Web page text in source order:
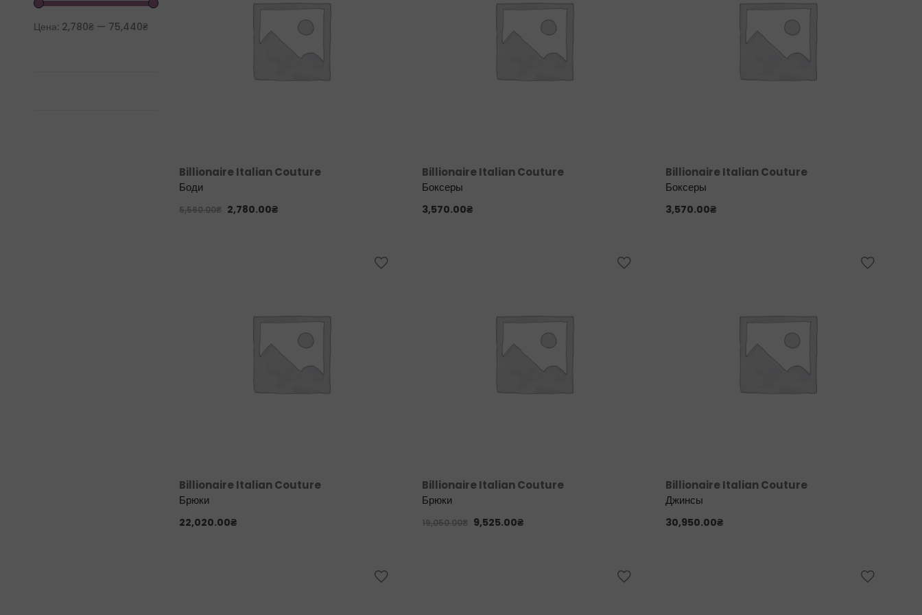
Billionaire Italian Couture
Боди
5,560.00₴ 2,780.00₴
Billionaire Italian Couture
Боксеры
3,570.00₴
Billionaire Italian Couture
Боксеры
3,570.00₴
Billionaire Italian Couture
Брюки
22,020.00₴
Billionaire Italian Couture
Брюки
19,050.00₴ 9,525.00₴
Billionaire Italian Couture
Джинсы
30,950.00₴
Цена: 2,780₴— 75,440₴